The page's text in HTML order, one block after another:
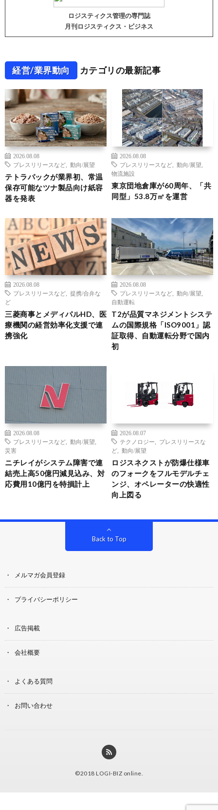
ロジスティクス管理の専門誌
月刊ロジスティクス・ビジネス
経営/業界動向 カテゴリの最新記事
2026.08.08
プレスリリースなど
動向/展望
テトラパックが業界初、常温
保存可能なツナ製品向け紙容
器を発表
2026.08.08
プレスリリースなど
動向/展望
物流施設
東京団地倉庫が60周年、「共
同型」53.8万㎡を運営
2026.08.08
プレスリリースなど
提携/合弁な
ど
三菱商事とメディパルHD、医
療機関の経営効率化支援で連
携強化
2026.08.08
プレスリリースなど
動向/展望
自動運転
T2が品質マネジメントシステ
ムの国際規格「ISO9001」認
証取得、自動運転分野で国内
初
2026.08.08
プレスリリースなど
動向/展望
災害
ニチレイがシステム障害で連
結売上高50億円減見込み、対
応費用10億円を特損計上
2026.08.07
テクノロジー
プレスリリースな
ど
動向/展望
ロジスネクストが防爆仕様車
のフォークをフルモデルチェ
ンジ、オペレーターの快適性
向上図る
Back to Top
メルマガ会員登録
プライバシーポリシー
広告掲載
会社概要
よくある質問
お問い合わせ
©2018 LOGI-BIZ online